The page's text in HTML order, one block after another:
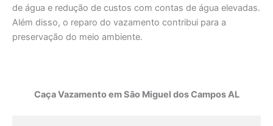
de água e redução de custos com contas de água elevadas.
Além disso, o reparo do vazamento contribui para a
preservação do meio ambiente.
Caça Vazamento em São Miguel dos Campos AL